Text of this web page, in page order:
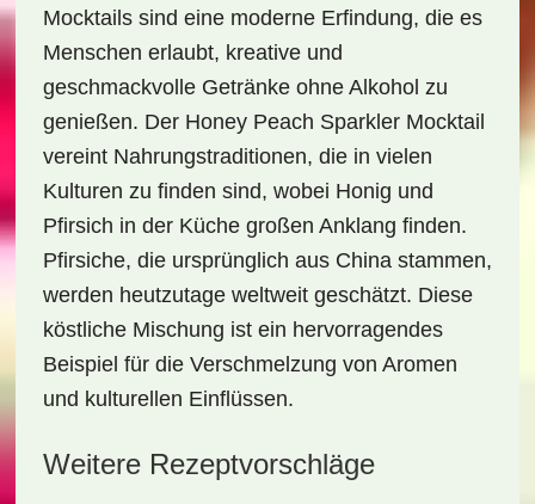
Mocktails sind eine moderne Erfindung, die es
Menschen erlaubt, kreative und
geschmackvolle Getränke ohne Alkohol zu
genießen. Der Honey Peach Sparkler Mocktail
vereint Nahrungstraditionen, die in vielen
Kulturen zu finden sind, wobei Honig und
Pfirsich in der Küche großen Anklang finden.
Pfirsiche, die ursprünglich aus China stammen,
werden heutzutage weltweit geschätzt. Diese
köstliche Mischung ist ein hervorragendes
Beispiel für die Verschmelzung von Aromen
und kulturellen Einflüssen.
Weitere Rezeptvorschläge